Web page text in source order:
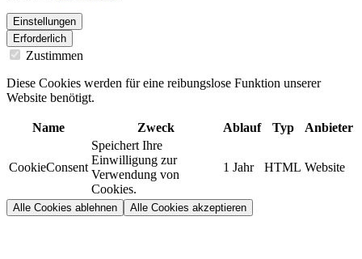
Einstellungen
Erforderlich
Zustimmen
Diese Cookies werden für eine reibungslose Funktion unserer
Website benötigt.
Name Zweck Ablauf Typ Anbieter
CookieConsent
Speichert Ihre
Einwilligung zur
Verwendung von
Cookies.
1 Jahr HTML Website
Alle Cookies ablehnen Alle Cookies akzeptieren